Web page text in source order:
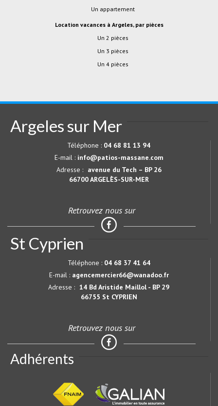
Un appartement
location vacances à Argeles, par pièces
Un 2 pièces
Un 3 pièces
Un 4 pièces
Argeles sur Mer
Téléphone : 04 68 81 13 94
E-mail : info@patios-massane.com
Adresse : avenue du Tech – BP 26
66700ARGELÈS-SUR-MER
Retrouvez nous sur
St Cyprien
Téléphone : 04 68 37 41 64
E-mail : agencemercier66@wanadoo.fr
Adresse : 14 Bd Aristide Maillol - BP 29
66755 St CYPRIEN
Retrouvez nous sur
Adhérents